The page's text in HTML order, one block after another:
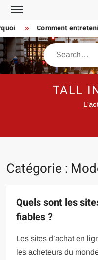
Skip
content Comment entretenir
Search
TALL
Catégorie :
Quels sont les
fiables ?
Les sites d’achat en
les acheteurs du